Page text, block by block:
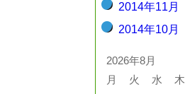
2014年11月
2014年10月
2026年8月
月
火 水 木